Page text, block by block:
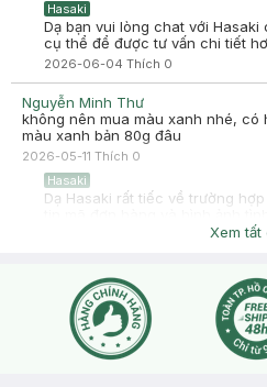
Hasaki
Dạ bạn vui lòng chat với
cụ thể để được tư vấn chi tiết
2026-06-04 Thích 0
Nguyễn Minh Thư
không nên mua màu xanh nhé, có
màu xanh bản 80g đâu
2026-05-11 Thích 0
Hasaki
Dạ Hasaki rất tiếc về trường
Facebook để Hasaki kiểm traXem tất